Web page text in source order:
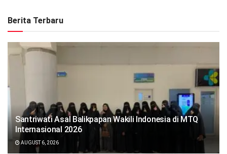
Berita Terbaru
Santriwati Asal Balikpapan Wakili Indonesia di MTQ
Internasional 2026
AUGUST 6, 2026